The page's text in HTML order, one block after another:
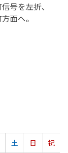
号を左折、
面へ。
土 日
祝